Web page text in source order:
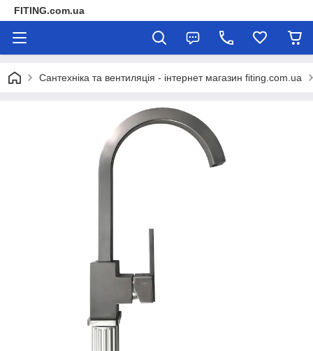
FITING.com.ua
Сантехніка та вентиляція - інтернет магазин fiting.com.ua